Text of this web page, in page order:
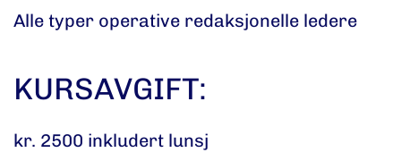
Alle typer operative redaksjonelle ledere
KURSAVGIFT:
kr. 2500 inkludert lunsj